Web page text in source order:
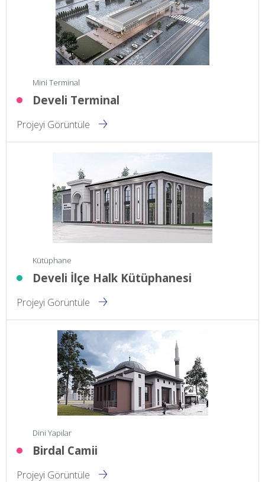
Mini Terminal
Develi Terminal
Projeyi Görüntüle
Kütüphane
Develi İlçe Halk Kütüphanesi
Projeyi Görüntüle
Dini Yapılar
Birdal Camii
Projeyi Görüntüle